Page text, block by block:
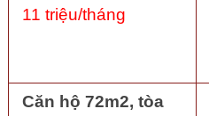
11 triệu/tháng
Căn hộ 72m2, tòa